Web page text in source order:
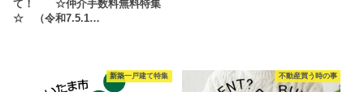
て！ ☆仲介手数料無料特集
☆ （令和7.5.1…
新築一戸建て特集 不動産買う時の事